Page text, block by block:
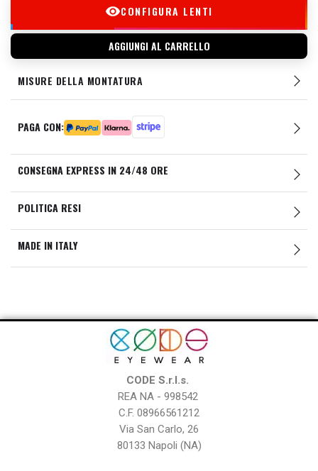
MISURE DELLA MONTATURA
PAGA CON:
CONSEGNA EXPRESS IN 24/48 ORE
POLITICA RESI
MADE IN ITALY
CONFIGURA LENTI
AGGIUNGI AL CARRELLO
CODE S.r.l.s.
REA NA - 998542
C.F. 08966561212
Via San Carlo, 26
80133 Napoli (NA)